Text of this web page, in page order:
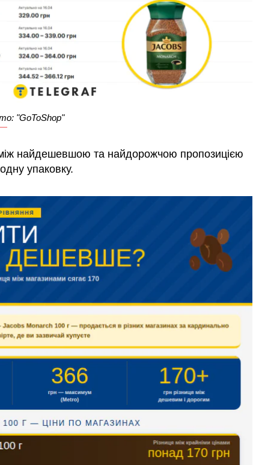
"GoToShop"
найдешевшою та найдорожчою пропозицією
упаковку.